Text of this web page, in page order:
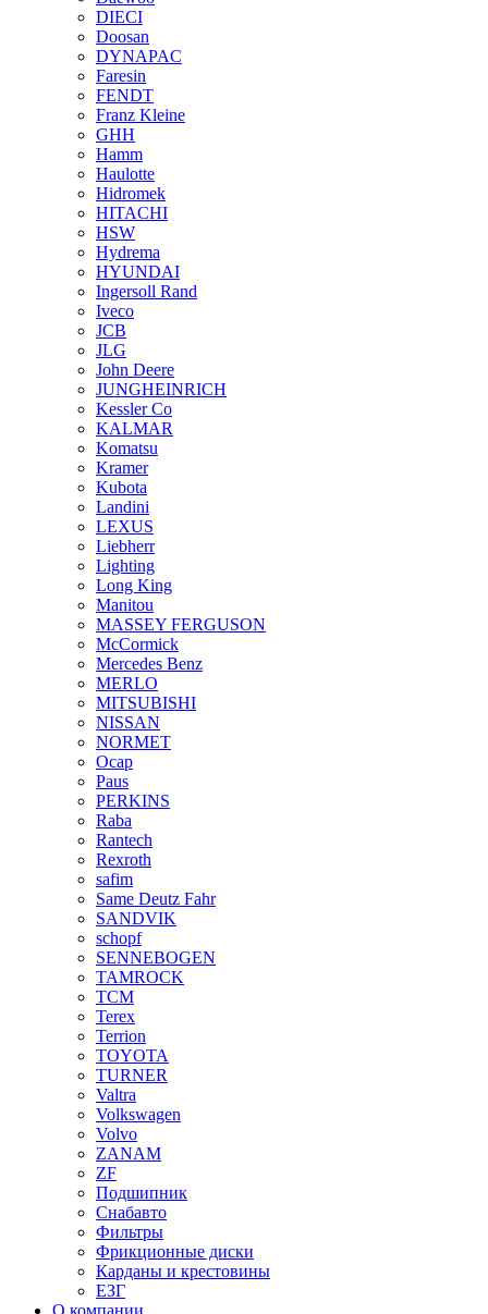
DIECI
Doosan
DYNAPAC
Faresin
FENDT
Franz Kleine
GHH
Hamm
Haulotte
Hidromek
HITACHI
HSW
Hydrema
HYUNDAI
Ingersoll Rand
Iveco
JCB
JLG
John Deere
JUNGHEINRICH
Kessler Co
KALMAR
Komatsu
Kramer
Kubota
Landini
LEXUS
Liebherr
Lighting
Long King
Manitou
MASSEY FERGUSON
McCormick
Mercedes Benz
MERLO
MITSUBISHI
NISSAN
NORMET
Ocap
Paus
PERKINS
Raba
Rantech
Rexroth
safim
Same Deutz Fahr
SANDVIK
schopf
SENNEBOGEN
TAMROCK
TCM
Terex
Terrion
TOYOTA
TURNER
Valtra
Volkswagen
Volvo
ZANAM
ZF
Подшипник
Снабавто
Фильтры
Фрикционные диски
Карданы и крестовины
ЕЗГ
О компании